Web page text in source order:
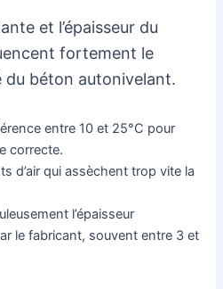
et l’épaisseur du
fortement le
du béton autonivelant.
entre 10 et 25°C pour
correcte.
d’air qui assèchent trop vite la
l’épaisseur
le fabricant, souvent entre 3 et